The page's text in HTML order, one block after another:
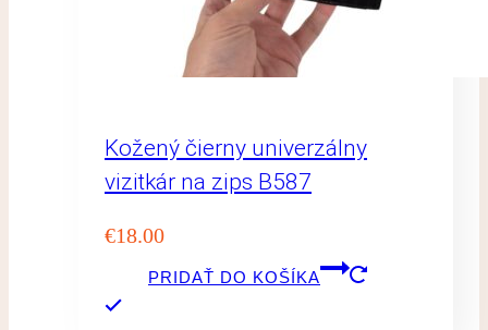
Kožený čierny univerzálny
vizitkár na zips B587
€18.00
PRIDAŤ DO KOŠÍKA